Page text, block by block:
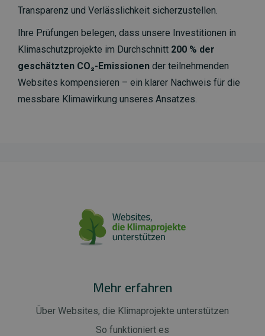
Transparenz und Verlässlichkeit sicherzustellen.
Ihre Prüfungen belegen, dass unsere Investitionen in
Klimaschutzprojekte im Durchschnitt 200 % der
geschätzten CO₂-Emissionen der teilnehmenden
Websites kompensieren – ein klarer Nachweis für die
messbare Klimawirkung unseres Ansatzes.
Mehr erfahren
Über Websites, die Klimaprojekte unterstützen
So funktioniert es